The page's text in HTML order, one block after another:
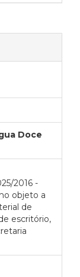
Doce
2016 -
objeto a
de
escritório,